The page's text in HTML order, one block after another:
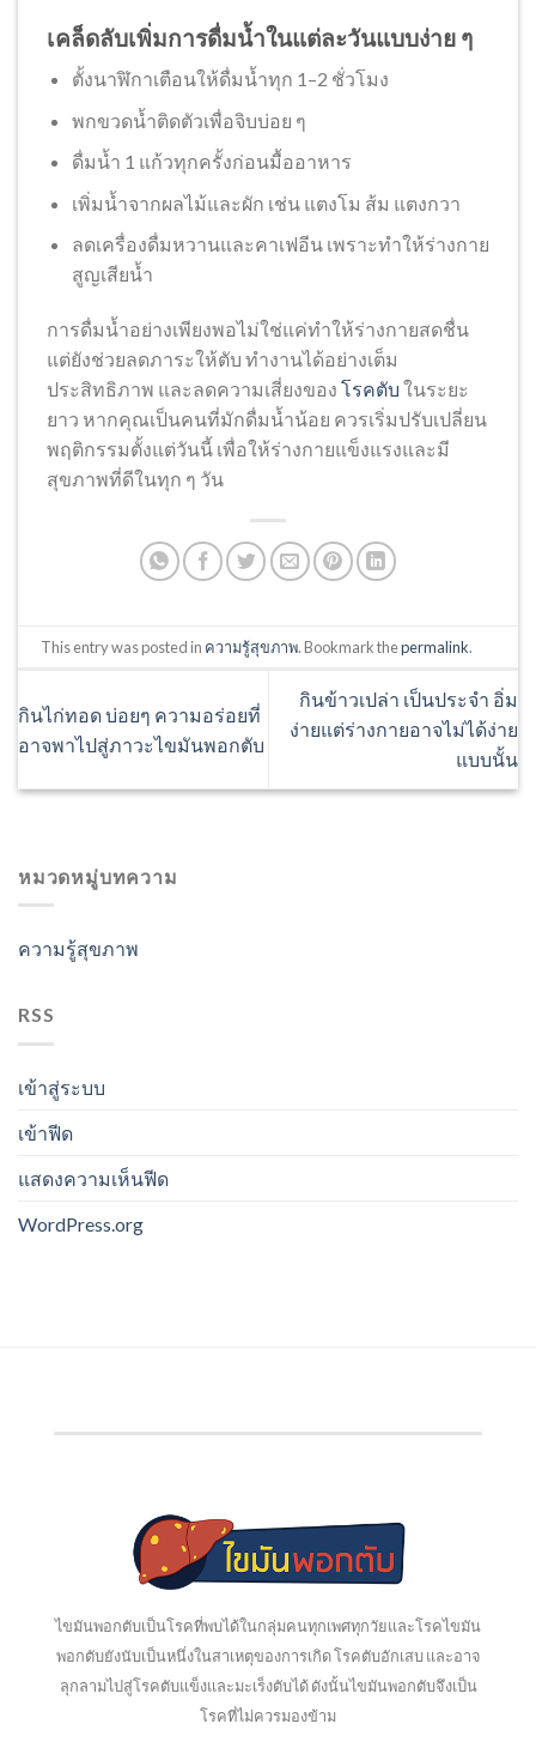
เคล็ดลับเพิ่มการดื่มน้ำในแต่ละวันแบบง่าย ๆ
ตั้งนาฬิกาเตือนให้ดื่มน้ำทุก 1–2 ชั่วโมง
พกขวดน้ำติดตัวเพื่อจิบบ่อย ๆ
ดื่มน้ำ 1 แก้วทุกครั้งก่อนมื้ออาหาร
เพิ่มน้ำจากผลไม้และผัก เช่น แตงโม ส้ม แตงกวา
ลดเครื่องดื่มหวานและคาเฟอีน เพราะทำให้ร่างกาย
สูญเสียน้ำ
การดื่มน้ำอย่างเพียงพอไม่ใช่แค่ทำให้ร่างกายสดชื่น
แต่ยังช่วยลดภาระให้ตับ ทำงานได้อย่างเต็ม
ประสิทธิภาพ และลดความเสี่ยงของ โรคตับ ในระยะ
ยาว หากคุณเป็นคนที่มักดื่มน้ำน้อย ควรเริ่มปรับเปลี่ยน
พฤติกรรมตั้งแต่วันนี้ เพื่อให้ร่างกายแข็งแรงและมี
สุขภาพที่ดีในทุก ๆ วัน
This entry was posted in ความรู้สุขภาพ. Bookmark thepermalink.
กินไก่ทอด บ่อยๆ ความอร่อยที่
อาจพาไปสู่ภาวะไขมันพอกตับ
กินข้าวเปล่า เป็นประจำ อิ่ม
ง่ายแต่ร่างกายอาจไม่ได้ง่าย
แบบนั้น
หมวดหมู่บทความ
ความรู้สุขภาพ
RSS
เข้าสู่ระบบ
เข้าฟีด
แสดงความเห็นฟีด
WordPress.org
ไขมันพอกตับเป็นโรคที่พบได้ในกลุ่มคนทุกเพศทุกวัยและโรคไขมัน
พอกตับยังนับเป็นหนึ่งในสาเหตุของการเกิด โรคตับอักเสบ และอาจ
ลุกลามไปสู่โรคตับแข็งและมะเร็งตับได้ ดังนั้นไขมันพอกตับจึงเป็น
โรคที่ไม่ควรมองข้าม